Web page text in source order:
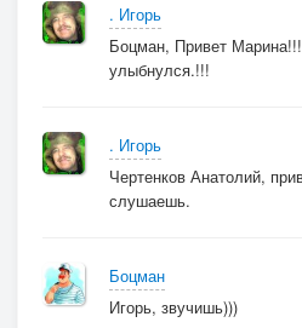
. Игорь
Боцман, Привет
улыбнулся.!!!
. Игорь
Чертенков Анатолий,
слушаешь.
Боцман
Игорь, звучишь)))